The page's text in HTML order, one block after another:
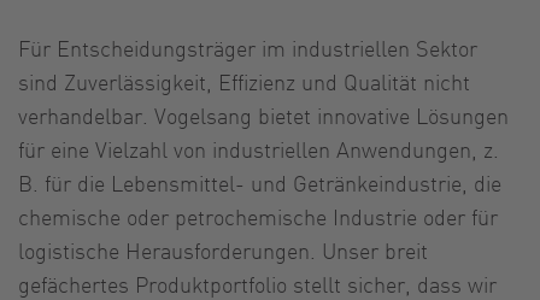
Für Entscheidungsträger im industriellen Sektor
sind Zuverlässigkeit, Effizienz und Qualität nicht
verhandelbar. Vogelsang bietet innovative Lösungen
für eine Vielzahl von industriellen Anwendungen, z.
B. für die Lebensmittel- und Getränkeindustrie, die
chemische oder petrochemische Industrie oder für
logistische Herausforderungen. Unser breit
gefächertes Produktportfolio stellt sicher, dass wir